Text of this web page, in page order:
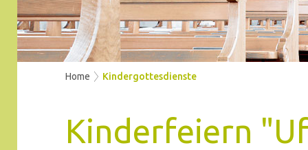
Home Kindergottesdienste
Kinderfeiern